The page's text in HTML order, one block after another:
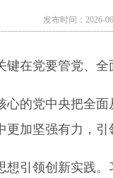
发布时间：2026-
键在党要管党、全
心的党中央把全
加坚强有力，
想引领创新实践